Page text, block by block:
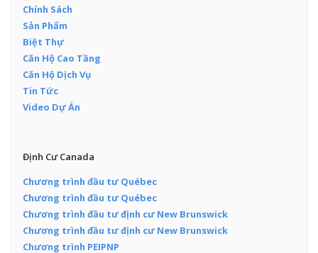
Chính Sách
Sản Phẩm
Biệt Thự
Căn Hộ Cao Tầng
Căn Hộ Dịch Vụ
Tin Tức
Video Dự Án
Định Cư Canada
Chương trình đầu tư Québec
Chương trình đầu tư Québec
Chương trình đầu tư định cư New Brunswick
Chương trình đầu tư định cư New Brunswick
Chương trình PEIPNP